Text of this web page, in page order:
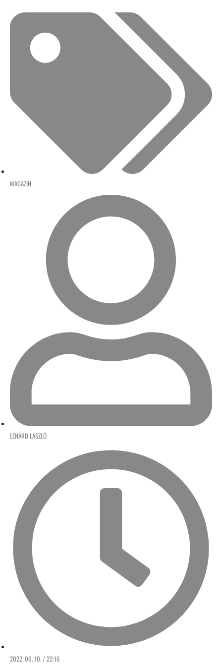
MAGAZIN
LÉNÁRD LÁSZLÓ
2022. 06. 10. / 22:16